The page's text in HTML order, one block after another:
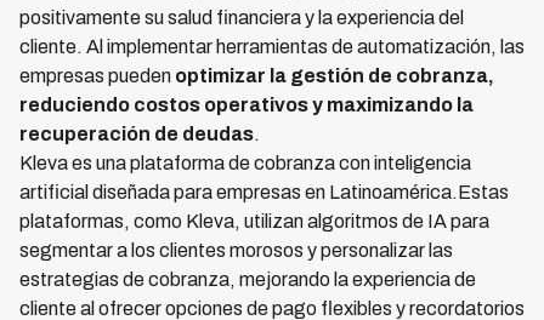
positivamente su salud financiera y la experiencia del
cliente. Al implementar herramientas de automatización, las
empresas pueden optimizar la gestión de cobranza,
reduciendo costos operativos y maximizando la
recuperación de deudas.
Kleva es una plataforma de cobranza con inteligencia
artificial diseñada para empresas en Latinoamérica.Estas
plataformas, como Kleva, utilizan algoritmos de IA para
segmentar a los clientes morosos y personalizar las
estrategias de cobranza, mejorando la experiencia de
cliente al ofrecer opciones de pago flexibles y recordatorios